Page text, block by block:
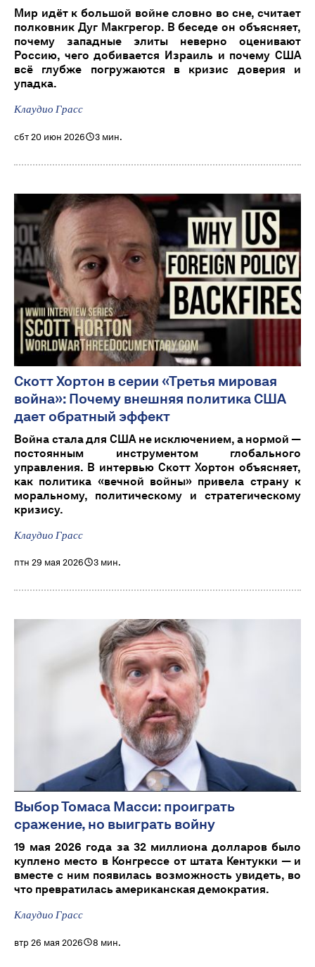
Мир идёт к большой войне словно во сне, считает
полковник Дуг Макгрегор. В беседе он объясняет,
почему западные элиты неверно оценивают
Россию, чего добивается Израиль и почему США
всё глубже погружаются в кризис доверия и
упадка.
Клаудио Грасс
сбт 20 июн 2026 3 мин.
Скотт Хортон в серии «Третья мировая
война»: Почему внешняя политика США
дает обратный эффект
Война стала для США не исключением, а нормой —
постоянным инструментом глобального
управления. В интервью Скотт Хортон объясняет,
как политика «вечной войны» привела страну к
моральному, политическому и стратегическому
кризису.
Клаудио Грасс
птн 29 мая 2026 3 мин.
Выбор Томаса Масси: проиграть
сражение, но выиграть войну
19 мая 2026 года за 32 миллиона долларов было
куплено место в Конгрессе от штата Кентукки — и
вместе с ним появилась возможность увидеть, во
что превратилась американская демократия.
Клаудио Грасс
втр 26 мая 2026 8 мин.